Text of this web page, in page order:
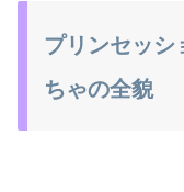
プリンセッシ
ちゃの全貌